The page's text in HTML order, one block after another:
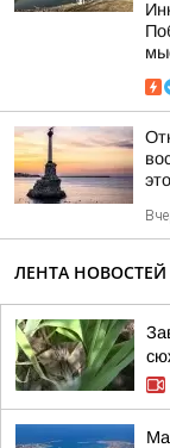
ЛЕНТА НОВОСТЕЙ